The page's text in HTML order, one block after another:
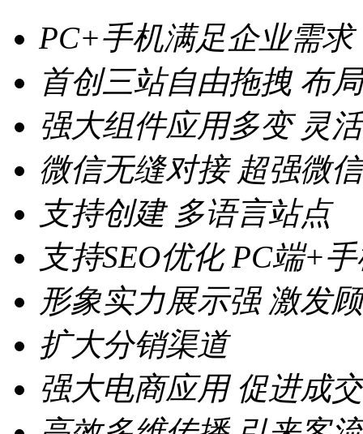
PC+手机满足企业需求
首创三站自由拖拽 布
强大组件应用多变 灵
微信无缝对接 超强微
支持创建 多语言站点
支持SEO优化 PC端+
形象实力展示强 激发
扩大分销渠道
强大电商应用 促进成交